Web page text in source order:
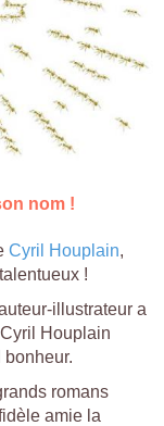
nom !
Cyril Houplain,
!
illustrateur a
Houplain
romans
amie la